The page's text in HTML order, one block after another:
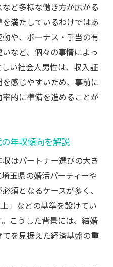
要書類のポイントを解
たい収入証明と信頼関
代婚活に与える安心感
率的な婚活法
婚活の進め方を紹介
30代男性の相性とは
上げる30代社会人のポ
ビス活用法を30代男性
婚活成功ガイド
できる結果を得るた
ど多様な働き方が広がる
満たしているわけではあ
や、ボーナス・手当の有
など、個々の事情によっ
い社会人男性は、収入証
感じやすいため、事前に
的に準備を進めることが
年収傾向を解説
はパートナー選びの大き
玉県の婚活パーティーや
須となるケースが多く、
」などの基準を設けてい
こうした背景には、結婚
を見据えた経済基盤の重